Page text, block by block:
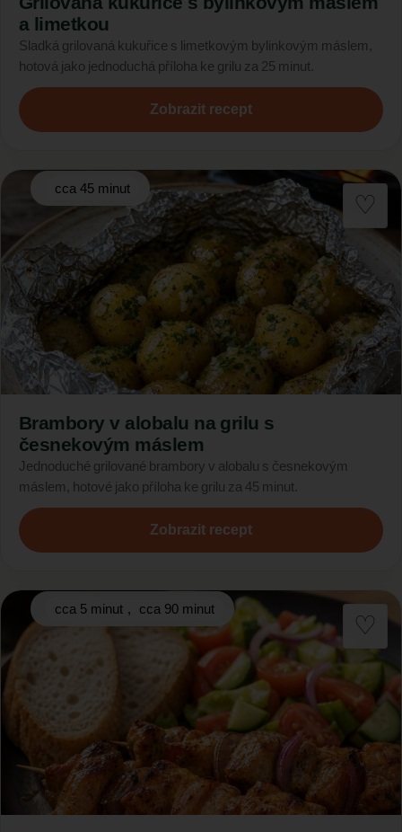
a limetkou
Sladká grilovaná kukuřice s limetkovým bylinkovým máslem,
hotová jako jednoduchá příloha ke grilu za 25 minut.
Zobrazit recept
cca 45 minut
Brambory v alobalu na grilu s
česnekovým máslem
Jednoduché grilované brambory v alobalu s česnekovým
máslem, hotové jako příloha ke grilu za 45 minut.
Zobrazit recept
cca 5 minut , cca 90 minut